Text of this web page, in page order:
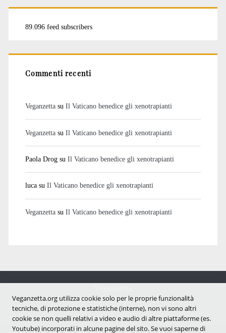
89.096 feed subscribers
Commenti recenti
Veganzettasu Il Vaticano benedice gli xenotrapianti
Veganzettasu Il Vaticano benedice gli xenotrapianti
Paola Drogsu Il Vaticano benedice gli xenotrapianti
lucasu Il Vaticano benedice gli xenotrapianti
Veganzettasu Il Vaticano benedice gli xenotrapianti
Notizie dal mondo vegan e antispecista
Veganzetta.org utilizza cookie solo per le proprie funzionalità
tecniche, di protezione e statistiche (interne), non vi sono altri
cookie se non quelli relativi a video e audio di altre piattaforme (es.
Youtube) incorporati in alcune pagine del sito. Se vuoi saperne di